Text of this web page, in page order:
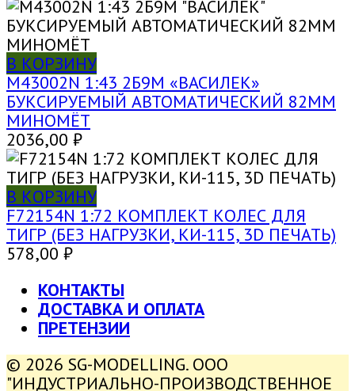
В КОРЗИНУ
M43002N 1:43 2Б9М «ВАСИЛЕК»
БУКСИРУЕМЫЙ АВТОМАТИЧЕСКИЙ 82ММ
МИНОМЁТ
2036,00 ₽
В КОРЗИНУ
F72154N 1:72 КОМПЛЕКТ КОЛЕС ДЛЯ
ТИГР (БЕЗ НАГРУЗКИ, КИ-115, 3D ПЕЧАТЬ)
578,00 ₽
КОНТАКТЫ
ДОСТАВКА И ОПЛАТА
ПРЕТЕНЗИИ
© 2026 SG-MODELLING. ООО
"ИНДУСТРИАЛЬНО-ПРОИЗВОДСТВЕННОЕ